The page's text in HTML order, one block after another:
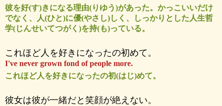
彼を好(す)きになる理由(りゆう)があった。かっこいいだけ
でなく、人(ひと)に優(やさし)しく、しっかりとした人生哲
学(じんせいてつがく)を持(も)っている。
これほど人を好きになったの初めて。
I've never grown fond of people more.
これほど人を好きになったの初(はじ)めて。
彼女は彼が一緒だと笑顔が絶えない。